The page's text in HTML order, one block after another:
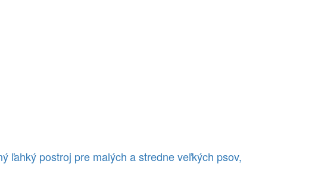
ľahký postroj pre malých a stredne veľkých psov,